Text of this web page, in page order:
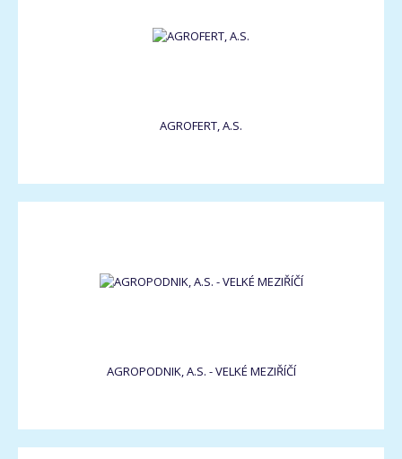
AGROFERT, A.S.
AGROPODNIK, A.S. - VELKÉ MEZIŘÍČÍ